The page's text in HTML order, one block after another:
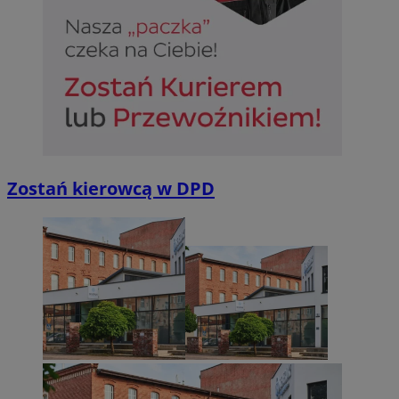
Zostań kierowcą w DPD
suid
.simpli.fi
INGRESSCOOKIE
NGINX Inc.
CookieScriptConsent
CookieScript
m-ce.pl